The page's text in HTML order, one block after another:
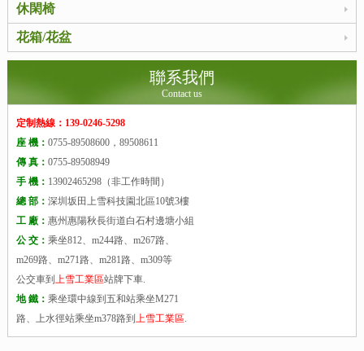
休閑椅
花箱/花盆
聯系我們
Contact us
定制熱線：139-0246-5298
座 機： 0755-89508600，89508611
傳 真： 0755-89508949
手 機： 13902465298（非工作時間）
總 部： 深圳坂田上雪科技園北區10號3樓
工 廠： 惠州惠陽秋長街道白石村邊塘小組
公 交： 乘坐812、m244路、m267路、
m269路、m271路、m281路、m309等
公交車到 上雪工業區站牌下車.
地 鐵： 乘坐環中線到五和站乘坐M271
路、上水徑站乘坐m378路到 上雪工業區.